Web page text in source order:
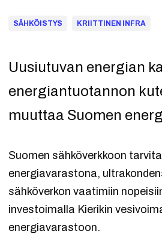
SÄHKÖISTYS KRIITTINEN INFRA
Uusiutuvan energian
energiantuotannon
muuttaa Suomen
Suomen sähköverkkoon
energiavarastona,
sähköverkon vaatimiin
investoimalla Kierikin
energiavarastoon.